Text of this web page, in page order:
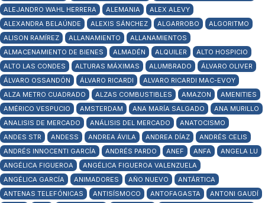
ALEJANDRO WAHL HERRERA
ALEMANIA
ALEX ALEVY
ALEXANDRA BELAÚNDE
ALEXIS SÁNCHEZ ALGARROBO
ALGORITMO
ALISON RAMÍREZ
ALLANAMIENTO
ALLANAMIENTOS
ALMACENAMIENTO DE BIENES
ALMADÉN ALQUILER
ALTO HOSPICIO
ALTO LAS CONDES
ALTURAS MÁXIMAS ALUMBRADO
ÁLVARO OLIVER
ÁLVARO OSSANDÓN
ÁLVARO RICARDI
ALVARO RICARDI MAC-EVOY
ALZA METRO CUADRADO
ALZAS COMBUSTIBLES AMAZON
AMENITIES
AMÉRICO VESPUCIO
AMSTERDAM ANA MARÍA SALGADO
ANA MURILLO
ANALISIS DE MERCADO
ANÁLISIS DEL MERCADO
ANATOCISMO
ANDES STR
ANDESS ANDREA ÁVILA ANDREA DÍAZ
ANDRÉS CELIS
ANDRÉS INNOCENTI GARCÍA
ANDRÉS PARDO ANEF ANFA
ANGELA LU
ANGÉLICA FIGUEROA
ANGÉLICA FIGUEROA VALENZUELA
ANGÉLICA GARCÍA
ANIMADORES AÑO NUEVO
ANTÁRTICA
ANTENAS TELEFÓNICAS
ANTISÍSMOCO ANTOFAGASTA
ANTONI GAUDÍ